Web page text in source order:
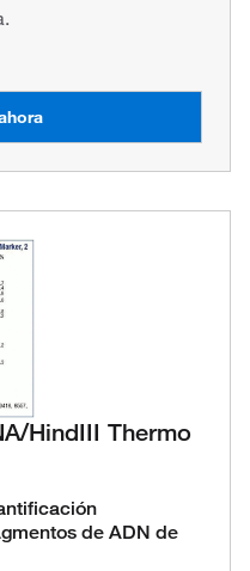
HindIII Thermo
de ADN de